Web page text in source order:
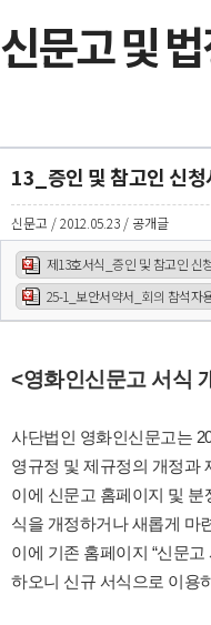
신문고 및
13_증인 및 참고인 신
신문고 / 2012.05.23 / 공개글
제13호서식_증인 및 참고인 신
25-1_보안서약서_회의 참석자
<영화인신문고 서식
사단법인 영화인신문고는
영규정 및 제규정의 개정과
이에 신문고 홈페이지 및
식을 개정하거나 새롭게 마
이에 기존 홈페이지 “신문
하오니 신규 서식으로 이용